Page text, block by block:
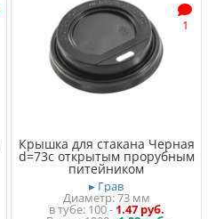
1
Крышка для стакана Черная
d=73с открытым прорубным
питейником
▸ Грав
Диаметр: 73 мм
в тубе 100- 1.47 руб.